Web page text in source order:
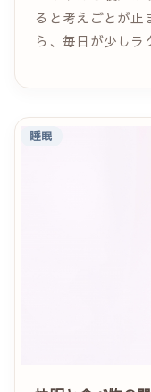
ると考えごとが止
ら、毎日が少し
る時間ではあり
睡眠